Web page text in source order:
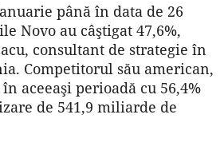
până în data de 26
Novo au câştigat 47,6%,
consultant de strategie în
Competitorul său american,
aceeaşi perioadă cu 56,4%
de 541,9 miliarde de